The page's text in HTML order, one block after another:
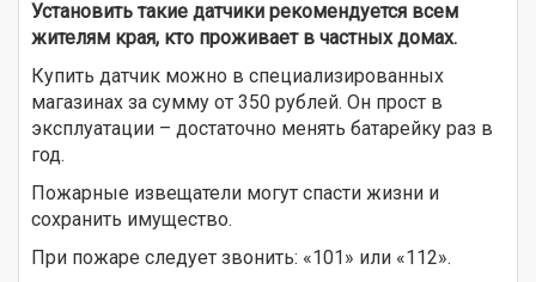
Установить такие датчики рекомендуется всем
жителям края, кто проживает в частных домах.
Купить датчик можно в специализированных
магазинах за сумму от 350 рублей. Он прост в
эксплуатации – достаточно менять батарейку раз в
год.
Пожарные извещатели могут спасти жизни и
сохранить имущество.
При пожаре следует звонить: «101» или «112».